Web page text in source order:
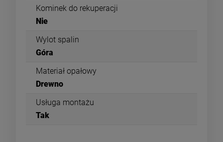
Kominek do rekuperacji
Nie
Wylot spalin
Góra
Materiał opałowy
Drewno
Usługa montażu
Tak